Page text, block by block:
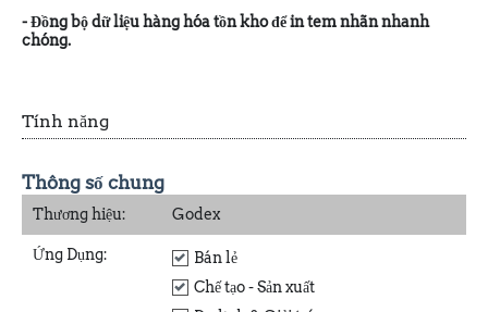
- Đồng bộ dữ liệu hàng hóa tồn kho để in tem nhãn nhanh
chóng.
Tính năng
Thông số chung
Thương hiệu: Godex
Ứng Dụng:
Bán lẻ
Chế tạo - Sản xuất